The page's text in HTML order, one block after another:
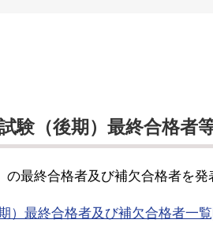
験（後期）最終合格者
最終合格者及び補欠合格者を発
）最終合格者及び補欠合格者一